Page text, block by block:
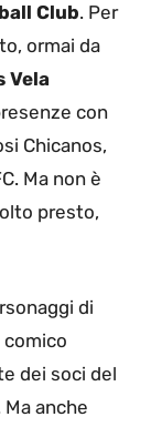
Club. Per
ormai da
Vela
con
Chicanos,
Ma non è
presto,
di
comico
dei soci del
anche